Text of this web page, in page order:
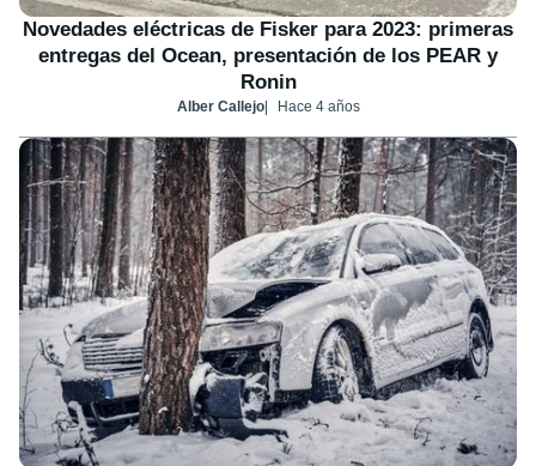
Novedades eléctricas de Fisker para 2023: primeras
entregas del Ocean, presentación de los PEAR y
Ronin
Alber Callejo Hace 4 años